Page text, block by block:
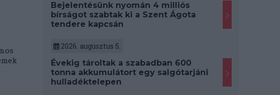
Bejelentésünk nyomán 4 milliós
bírságot szabtak ki a Szent Ágota
tendere kapcsán
2026. augusztus 5.
Évekig tároltak a szabadban 600
tonna akkumulátort egy salgótarjáni
hulladéktelepen